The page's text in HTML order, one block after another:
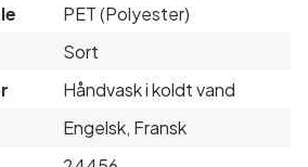
PET (Polyester)
Sort
Håndvask i koldt vand
Engelsk, Fransk